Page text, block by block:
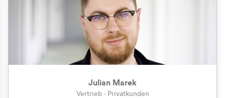
Julian Marek
Vertrieb - Privatkunden